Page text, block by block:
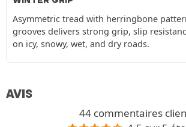
Asymmetric tread with herringbone
grooves delivers strong grip, slip
on icy, snowy, wet, and dry roads.
AVIS
44 commentaires